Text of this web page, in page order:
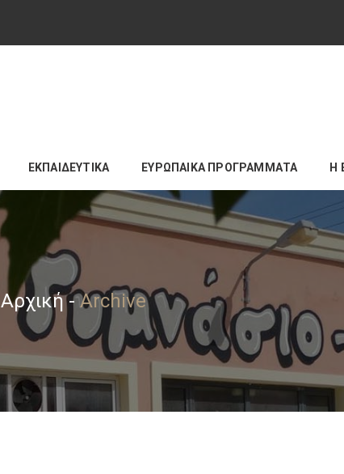
ΕΚΠΑΙΔΕΥΤΙΚΑ ΕΥΡΩΠΑΙΚΑ ΠΡΟΓΡΑΜΜΑΤΑ Η
Αρχική-Archive